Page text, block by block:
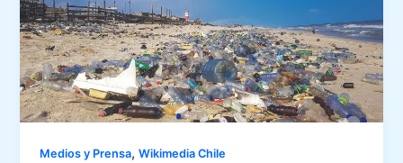
Medios y Prensa,Wikimedia Chile